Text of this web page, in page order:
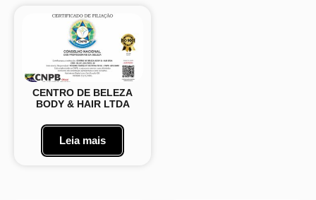
CENTRO DE BELEZA
BODY & HAIR LTDA
Leia mais